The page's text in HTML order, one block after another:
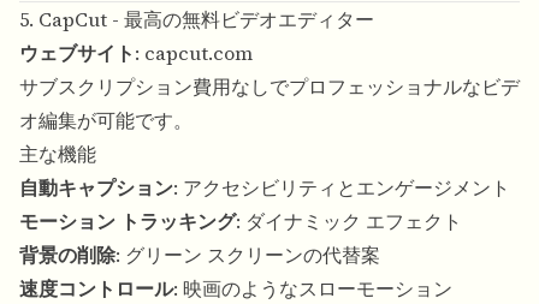
5. CapCut - 最高の無料ビデオエディター
ウェブサイト: capcut.com
サブスクリプション費用なしでプロフェッショナルなビデ
オ編集が可能です。
主な機能
自動キャプション: アクセシビリティとエンゲージメント
モーション トラッキング: ダイナミック エフェクト
背景の削除: グリーン スクリーンの代替案
速度コントロール: 映画のようなスローモーション